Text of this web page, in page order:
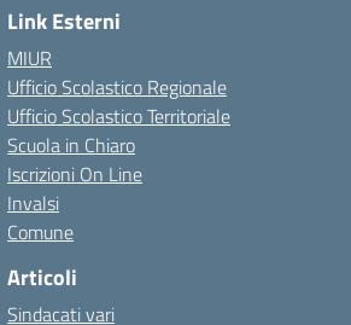
Link Esterni
MIUR
Ufficio Scolastico Regionale
Ufficio Scolastico Territoriale
Scuola in Chiaro
Iscrizioni On Line
Invalsi
Comune
Articoli
Sindacati vari